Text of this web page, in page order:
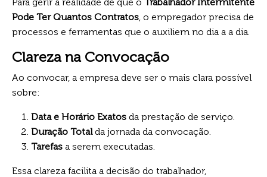
Pode Ter Quantos Contratos, o empregador precisa de
processos e ferramentas que o auxiliem no dia a a dia.
Clareza na Convocação
Ao convocar, a empresa deve ser o mais clara possível
sobre:
Data e Horário Exatos da prestação de serviço.
Duração Totalda jornada da convocação.
Tarefas a serem executadas.
Essa clareza facilita a decisão do trabalhador,